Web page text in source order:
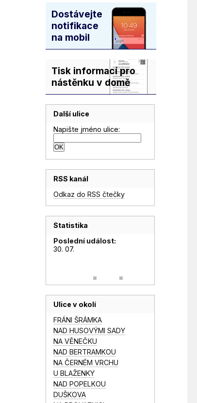
Dostávejte
notifikace
na mobil
Tisk informací pro
nástěnku v domě
Další ulice
Napište jméno ulice:
RSS kanál
Odkaz do RSS čtečky
Statistika
Poslední událost:
30. 07.
Ulice v okolí
FRÁNI ŠRÁMKA
NAD HUSOVÝMI SADY
NA VĚNEČKU
NAD BERTRAMKOU
NA ČERNÉM VRCHU
U BLAŽENKY
NAD POPELKOU
DUŠKOVA